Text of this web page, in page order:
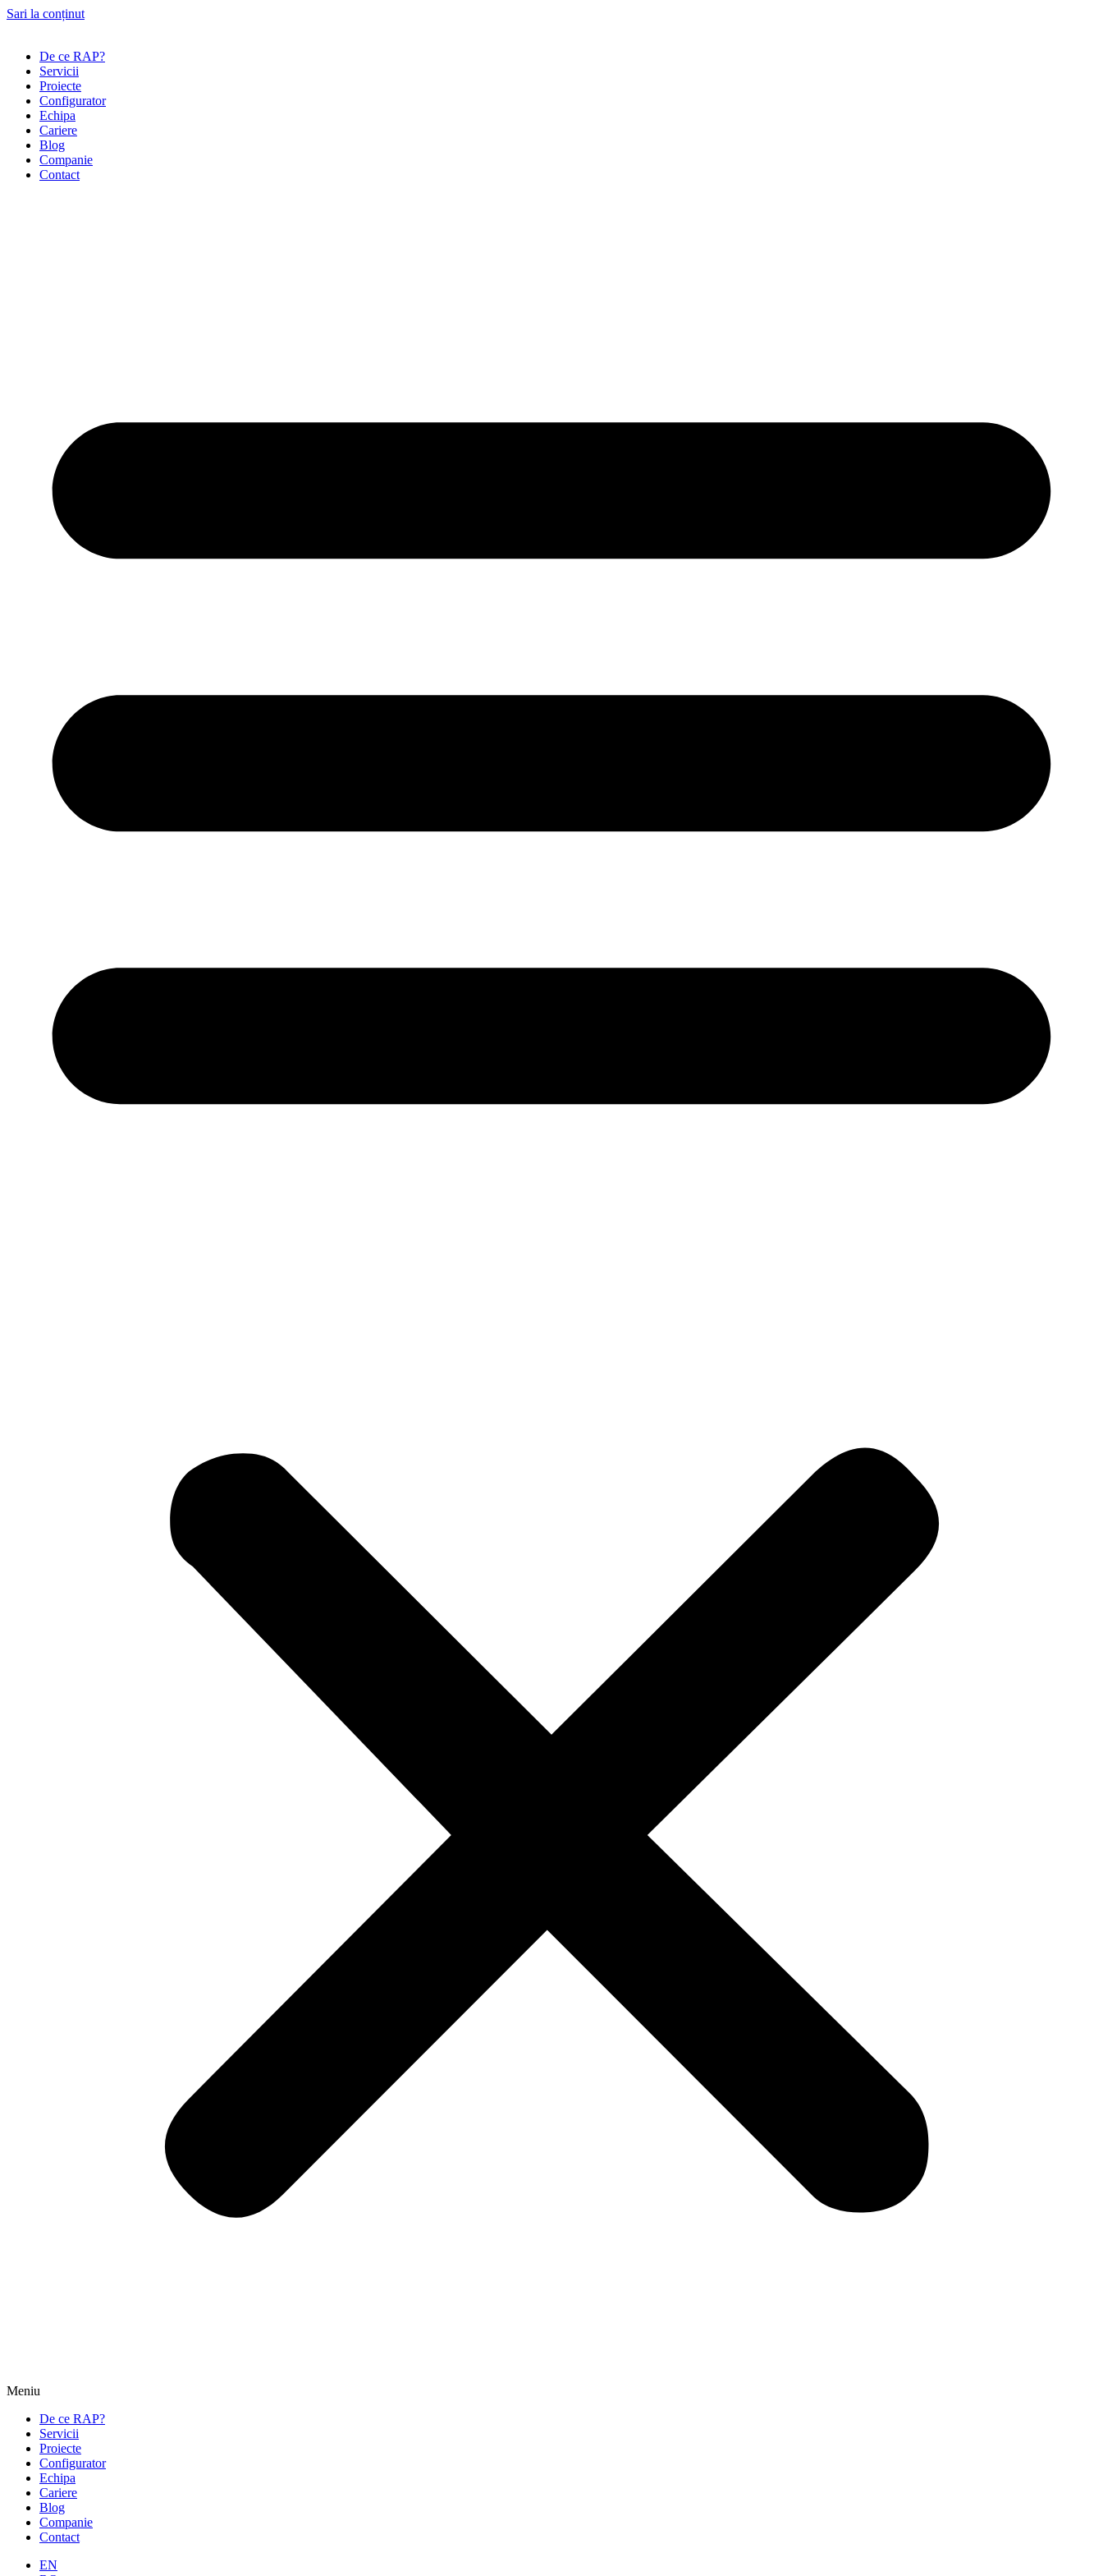
Sari la conținut
De ce RAP?
Servicii
Proiecte
Configurator
Echipa
Cariere
Blog
Companie
Contact
Meniu
De ce RAP?
Servicii
Proiecte
Configurator
Echipa
Cariere
Blog
Companie
Contact
EN